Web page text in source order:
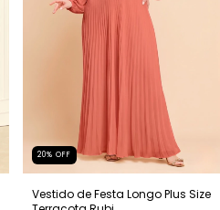
20% OFF
Vestido de Festa Longo Plus Size